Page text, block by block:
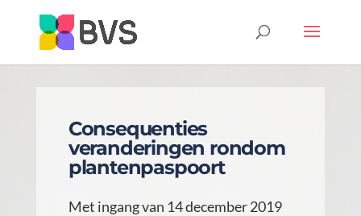
Consequenties
veranderingen rondom
plantenpaspoort
Met ingang van 14 december 2019